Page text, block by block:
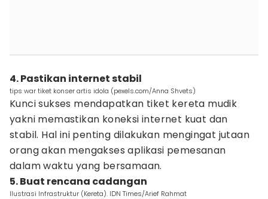
4. Pastikan internet stabil
tips war tiket konser artis idola (pexels.com/Anna Shvets)
Kunci sukses mendapatkan tiket kereta mudik
yakni memastikan koneksi internet kuat dan
stabil. Hal ini penting dilakukan mengingat jutaan
orang akan mengakses aplikasi pemesanan
dalam waktu yang bersamaan.
5. Buat rencana cadangan
Ilustrasi Infrastruktur (Kereta). IDN Times/Arief Rahmat